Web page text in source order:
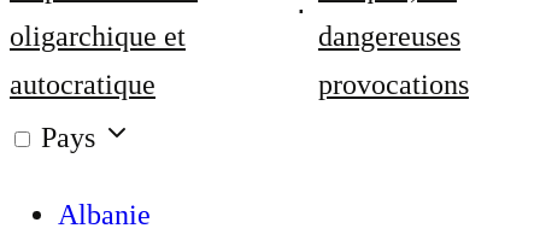
oligarchique et
autocratique
dangereuses
provocations
Pays
Albanie